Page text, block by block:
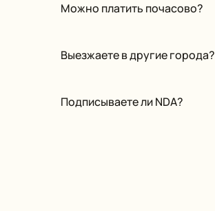
Можно платить почасово?
Выезжаете в другие города?
Подписываете ли NDA?